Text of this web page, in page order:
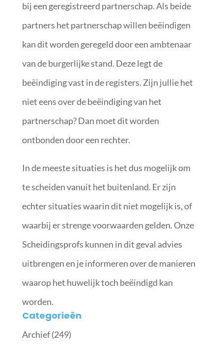
bij een geregistreerd partnerschap. Als beide
partners het partnerschap willen beëindigen
kan dit worden geregeld door een ambtenaar
van de burgerlijke stand. Deze legt de
beëindiging vast in de registers. Zijn jullie het
niet eens over de beëindiging van het
partnerschap? Dan moet dit worden
ontbonden door een rechter.
In de meeste situaties is het dus mogelijk om
te scheiden vanuit het buitenland. Er zijn
echter situaties waarin dit niet mogelijk is, of
waarbij er strenge voorwaarden gelden. Onze
Scheidingsprofs kunnen in dit geval advies
uitbrengen en je informeren over de manieren
waarop het huwelijk toch beëindigd kan
worden.
Categorieën
Archief(249)